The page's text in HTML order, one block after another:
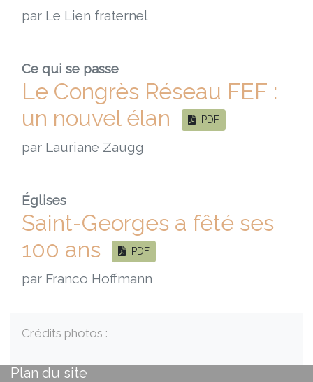
par Le Lien fraternel
Ce qui se passe
Le Congrès Réseau FEF :
un nouvel élan
PDF
par Lauriane Zaugg
Églises
Saint-Georges a fêté ses
100 ans
PDF
par Franco Hoffmann
Crédits photos :
Plan du site